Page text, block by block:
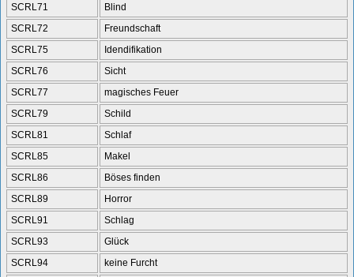
SCRL71
Blind
SCRL72
Freundschaft
SCRL75
Idendifikation
SCRL76
Sicht
SCRL77
magisches Feuer
SCRL79
Schild
SCRL81
Schlaf
SCRL85
Makel
SCRL86
Böses finden
SCRL89
Horror
SCRL91
Schlag
SCRL93
Glück
SCRL94
keine Furcht